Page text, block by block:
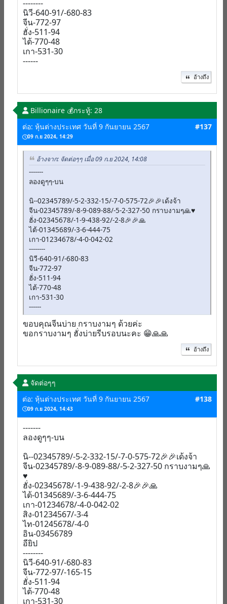
--------
นิวี-640-91/-680-83
จีน-772-97
ฮั่ง-511-94
ไต้-770-48
เกา-531-30
------
อ้างถึง
Billionaire 💰กระทู้: 28
ต่อ: หุ้นต่างประเทศ วันที่ 9 กันยายน 2567
09 ก.ย 2024, 14:29
#137
อ้างจาก: จัดต่อๆๆ เมื่อ 09 ก.ย 2024, 14:08
-------
ลองดูๆๆ-บน
นิ--02345789/-5-2-332-15/-7-0-575-72🎉🎉เด้งจ้า
จีน-02345789/-8-9-089-88/-5-2-327-50 กราบงามๆ🙏♥️
ฮั่ง-02345678/-1-9-438-92/-2-8🎉🎉🙏
ไต้-01345689/-3-6-444-75
เกา-01234678/-4-0-042-02
--------
นิวี-640-91/-680-83
จีน-772-97
ฮั่ง-511-94
ไต้-770-48
เกา-531-30
------
ขอบคุณจีนบ่าย กราบงามๆ ด้วยค่ะ
ขอกราบงามๆ ฮั่งบ่ายรีบรอบนะคะ 😁🙏🙏
อ้างถึง
จัดต่อๆๆ
ต่อ: หุ้นต่างประเทศ วันที่ 9 กันยายน 2567
09 ก.ย 2024, 14:43
#138
-------
ลองดูๆๆ-บน
นิ--02345789/-5-2-332-15/-7-0-575-72🎉🎉เด้งจ้า
จีน-02345789/-8-9-089-88/-5-2-327-50 กราบงามๆ🙏
♥️
ฮั่ง-02345678/-1-9-438-92/-2-8🎉🎉🙏
ไต้-01345689/-3-6-444-75
เกา-01234678/-4-0-042-02
สิง-01234567/-3-4
ไท-01245678/-4-0
อิน-03456789
อียิป
--------
นิวี-640-91/-680-83
จีน-772-97/-165-15
ฮั่ง-511-94
ไต้-770-48
เกา-531-30